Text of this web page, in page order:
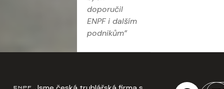
doporučil
ENPF i dalším
podnikům”